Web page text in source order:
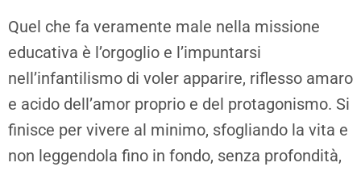
Quel che fa veramente male nella missione
educativa è l’orgoglio e l’impuntarsi
nell’infantilismo di voler apparire, riflesso amaro
e acido dell’amor proprio e del protagonismo. Si
finisce per vivere al minimo, sfogliando la vita e
non leggendola fino in fondo, senza profondità,